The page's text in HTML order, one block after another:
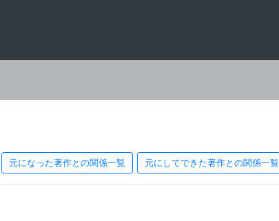
元になった著作との関係一覧 元にしてできた著作との関係一覧